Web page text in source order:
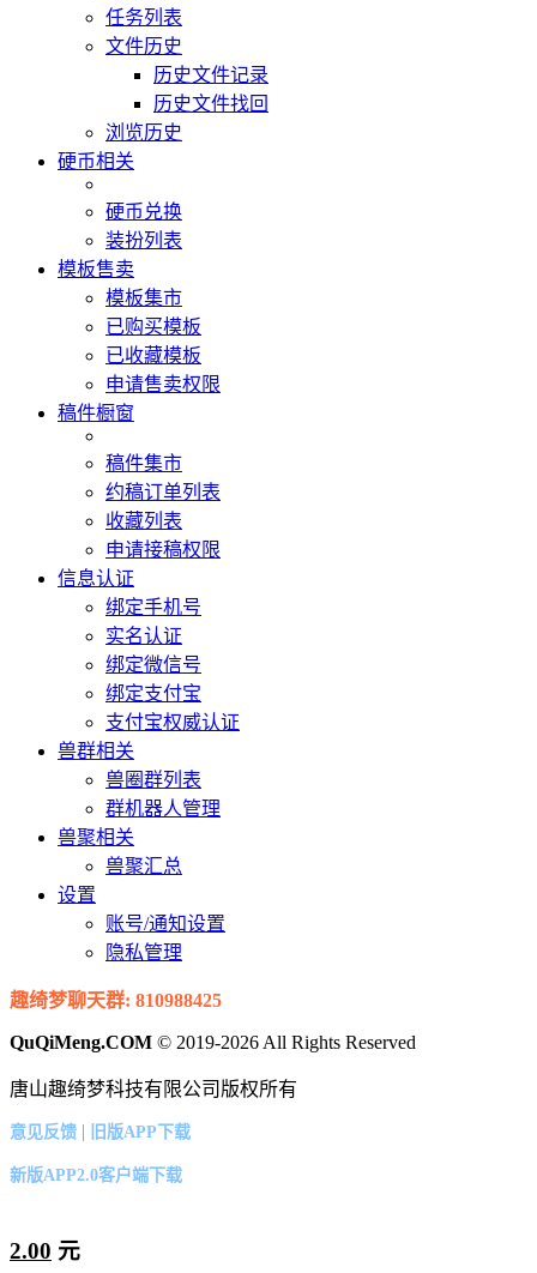
任务列表
文件历史
历史文件记录
历史文件找回
浏览历史
硬币相关
硬币兑换
装扮列表
模板售卖
模板集市
已购买模板
已收藏模板
申请售卖权限
稿件橱窗
稿件集市
约稿订单列表
收藏列表
申请接稿权限
信息认证
绑定手机号
实名认证
绑定微信号
绑定支付宝
支付宝权威认证
兽群相关
兽圈群列表
群机器人管理
兽聚相关
兽聚汇总
设置
账号/通知设置
隐私管理
趣绮梦聊天群: 810988425
QuQiMeng.COM © 2019-2026 All Rights Reserved
唐山趣绮梦科技有限公司版权所有
意见反馈 | 旧版APP下载
新版APP2.0客户端下载
2.00 元